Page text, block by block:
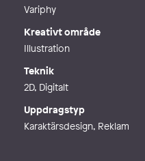
Variphy
Kreativt område
Illustration
Teknik
2D, Digitalt
Uppdragstyp
Karaktärsdesign, Reklam